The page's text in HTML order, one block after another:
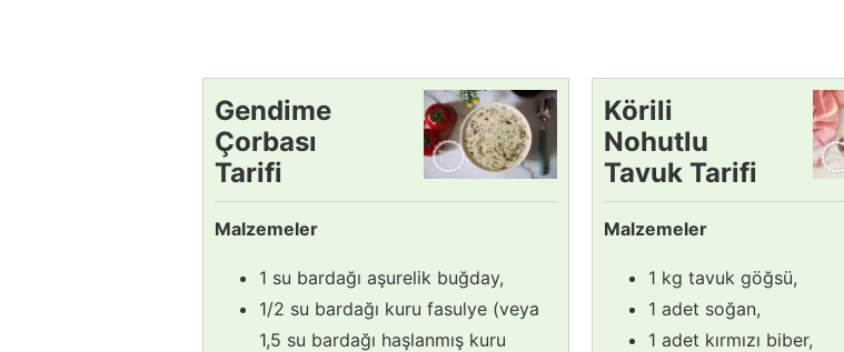
Gendime
Çorbası
Tarifi
Malzemeler
1 su bardağı aşurelik buğday,
1/2 su bardağı kuru fasulye (veya
1,5 su bardağı haşlanmış kuru
Körili
Nohutlu
Tavuk Tarifi
Malzemeler
1 kg tavuk göğsü,
1 adet soğan,
1 adet kırmızı biber,